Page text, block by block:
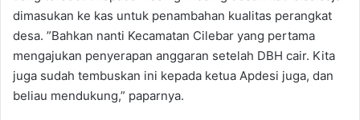
dimasukan ke kas untuk penambahan kualitas perangkat
desa. ”Bahkan nanti Kecamatan Cilebar yang pertama
mengajukan penyerapan anggaran setelah DBH cair. Kita
juga sudah tembuskan ini kepada ketua Apdesi juga, dan
beliau mendukung,” paparnya.